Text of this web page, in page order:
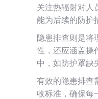
关注热辐射对人
能为后续的防护
隐患排查则是将
性，还应涵盖操
中，如防护罩缺
有效的隐患排查
收标准，确保每